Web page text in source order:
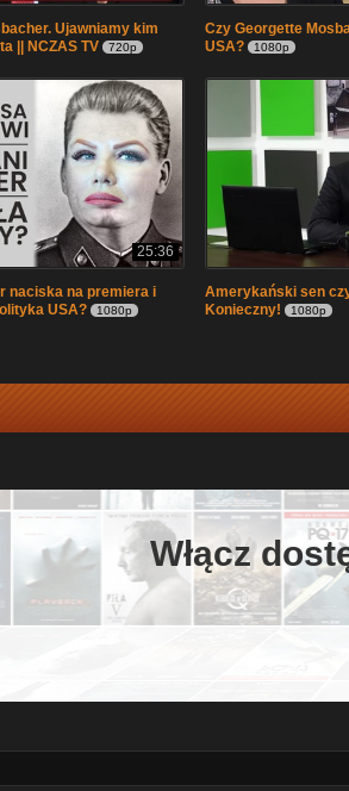
Ujawniamy kim
|| NCZAS TV
720p
Czy Georgette
USA?
1080p
25:36
naciska na premiera i
USA?
1080p
Amerykański sen
Konieczny!
1080p
Włącz